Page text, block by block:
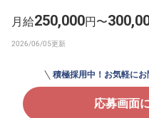
月給250,000円〜
積極採用中！お気軽に
応募画面